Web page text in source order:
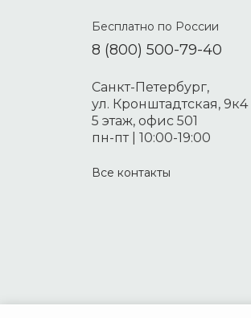
Бесплатно по России
8 (800) 500-79-40
Санкт-Петербург,
ул. Кронштадтская, 9к4
5 этаж, офис 501
пн-пт | 10:00-19:00
Все контакты